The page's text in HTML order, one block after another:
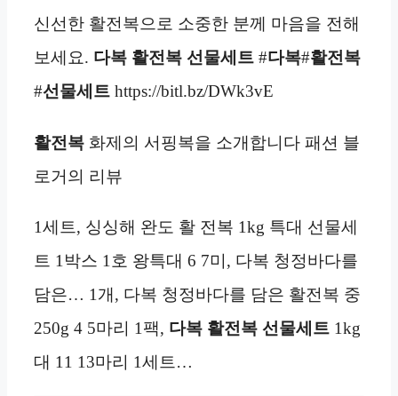
신선한 활전복으로 소중한 분께 마음을 전해
보세요. 다복 활전복 선물세트 #다복#활전복
#선물세트 https://bitl.bz/DWk3vE
활전복 화제의 서핑복을 소개합니다 패션 블
로거의 리뷰
1세트, 싱싱해 완도 활 전복 1kg 특대 선물세
트 1박스 1호 왕특대 6 7미, 다복 청정바다를
담은… 1개, 다복 청정바다를 담은 활전복 중
250g 4 5마리 1팩, 다복 활전복 선물세트 1kg
대 11 13마리 1세트…